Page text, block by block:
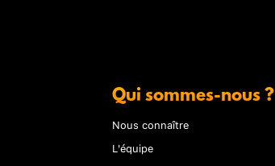
Qui sommes-nous ?
Nous connaître
L'équipe